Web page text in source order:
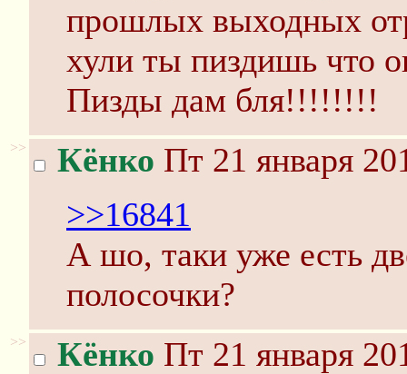
прошлых выходных
хули ты пиздишь что
Пизды дам бля!!!!!!!!
>> Кёнко Пт 21 января
>>16841
А шо, таки уже есть
полосочки?
>> Кёнко Пт 21 января